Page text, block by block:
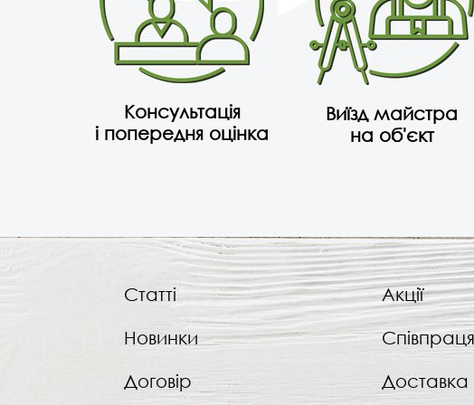
Консультація
і попередня оцінка
Виїзд майстра
на об'єкт
Статті
Новинки
Договір
Акції
Співпраця
Доставка